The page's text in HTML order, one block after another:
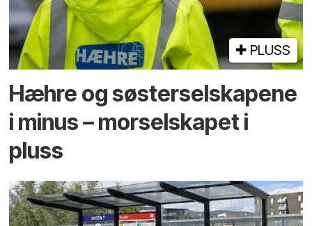
PLUSS
Hæhre og søster­selskapene
i minus – mor­selskapet i
pluss